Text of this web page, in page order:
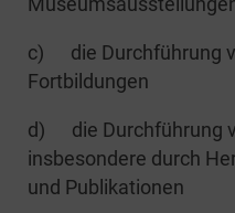
c) die Durch­füh­rung
Fortbildungen
d) die Durch­füh­rung
ins­be­son­de­re durch
und Publikationen